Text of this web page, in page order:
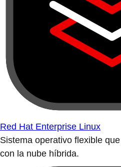
Red Hat Enterprise Linux
Sistema operativo flexible
con la nube híbrida.